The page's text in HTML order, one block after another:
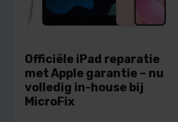
Officiële iPad reparatie
met Apple garantie – nu
volledig in-house bij
MicroFix